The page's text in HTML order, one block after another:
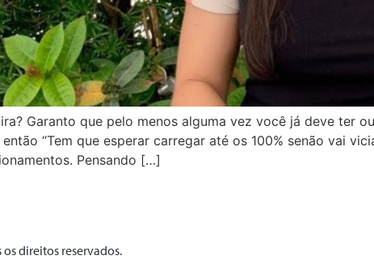
Garanto que pelo menos alguma vez você já deve ter
então “Tem que esperar carregar até os 100% senão vai
Pensando […]
direitos reservados.